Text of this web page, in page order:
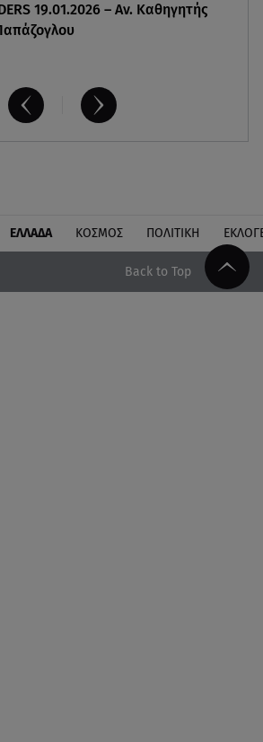
19.01.2026 – Αν. Καθηγητής
ΕΛΛΑΔΑ ΚΟΣΜΟΣ ΠΟΛΙΤΙΚΗ
Back to Top